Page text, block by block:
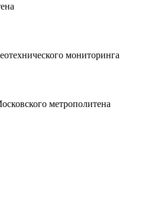
мониторинга
метрополитена